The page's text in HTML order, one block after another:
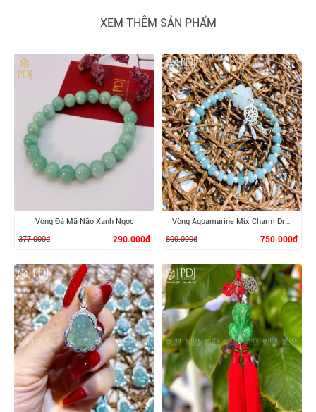
XEM THÊM SẢN PHẨM
XEM CHI TIẾT
Vòng Đá Mã Não Xanh Ngọc
377.000đ
290.000đ
XEM CHI TIẾT
Vòng Aquamarine Mix Charm Dreamcatcher Bạc
800.000đ
750.000đ